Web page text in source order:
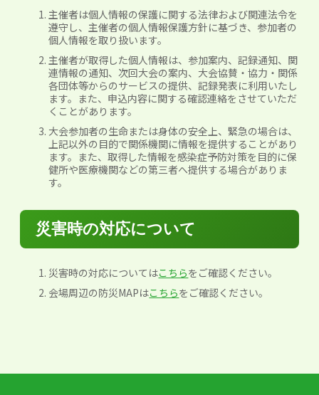
主催者は個人情報の保護に関する法律および関連法令を
遵守し、主催者の個人情報保護方針に基づき、参加者の
個人情報を取り扱います。
主催者が取得した個人情報は、参加案内、記録通知、関
連情報の通知、次回大会の案内、大会協賛・協力・関係
各団体等からのサービスの提供、記録発表に利用いたし
ます。また、申込内容に関する確認連絡をさせていただ
くことがあります。
大会参加者の生命または身体の安全上、緊急の場合は、
上記以外の目的で関係機関に情報を提供することがあり
ます。また、取得した情報を感染症予防対策を目的に保
健所や医療機関などの第三者へ提供する場合がありま
す。
災害時の対応について
災害時の対応についてはこちらをご確認ください。
会場周辺の防災MAPはこちらをご確認ください。